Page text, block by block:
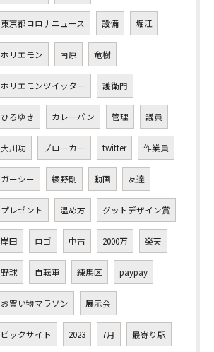
東京都コロナニュース 設備 堀江
ホリエモン 南原 竜樹
ホリエモンツイッター 護衛門
ひろゆき カレーパン 管理 議員
大川功 ブローカー twitter 作業員
ガーシー 綾野剛 動画 友達
プレゼント 温め方 グットデザイン賞
岸田 ロゴ 中古 2000万 楽天
野球 自転車 練馬区 paypay
お買い物マラソン 展示会
ビックサイト 2023 7月 最寄り駅